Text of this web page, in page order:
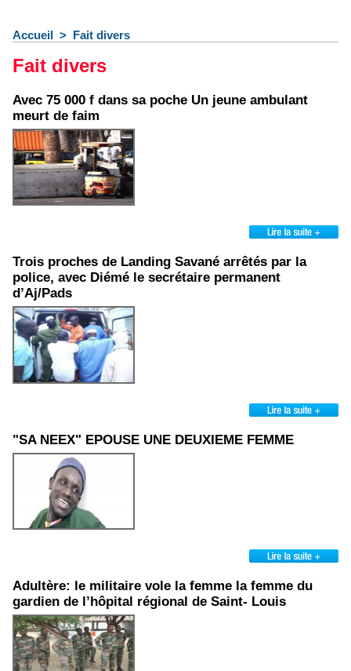
Accueil > Fait divers
Fait divers
Avec 75 000 f dans sa poche Un jeune ambulant
meurt de faim
Trois proches de Landing Savané arrêtés par la
police, avec Diémé le secrétaire permanent
d’Aj/Pads
"SA NEEX" EPOUSE UNE DEUXIEME FEMME
Adultère: le militaire vole la femme la femme du
gardien de l’hôpital régional de Saint- Louis